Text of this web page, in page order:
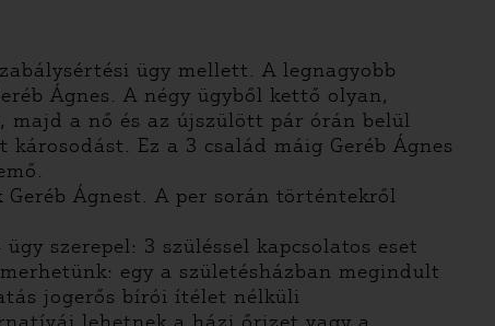
ügy mellett. A legnagyobb
Ágnes. A négy ügyből kettő olyan,
majd a nő és az újszülött pár órán belül
Ez a 3 család máig Geréb Ágnes
Geréb Ágnest. A per során történtekről
szerepel: 3 szüléssel kapcsolatos eset
egy a születésházban megindult
jogerős bírói ítélet nélküli